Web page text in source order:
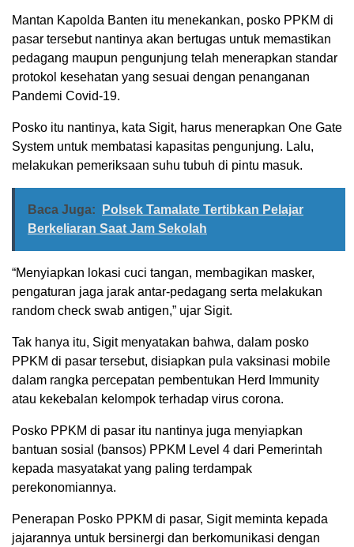
Mantan Kapolda Banten itu menekankan, posko PPKM di
pasar tersebut nantinya akan bertugas untuk memastikan
pedagang maupun pengunjung telah menerapkan standar
protokol kesehatan yang sesuai dengan penanganan
Pandemi Covid-19.
Posko itu nantinya, kata Sigit, harus menerapkan One Gate
System untuk membatasi kapasitas pengunjung. Lalu,
melakukan pemeriksaan suhu tubuh di pintu masuk.
Baca Juga:
Polsek Tamalate Tertibkan Pelajar
Berkeliaran Saat Jam Sekolah
“Menyiapkan lokasi cuci tangan, membagikan masker,
pengaturan jaga jarak antar-pedagang serta melakukan
random check swab antigen,” ujar Sigit.
Tak hanya itu, Sigit menyatakan bahwa, dalam posko
PPKM di pasar tersebut, disiapkan pula vaksinasi mobile
dalam rangka percepatan pembentukan Herd Immunity
atau kekebalan kelompok terhadap virus corona.
Posko PPKM di pasar itu nantinya juga menyiapkan
bantuan sosial (bansos) PPKM Level 4 dari Pemerintah
kepada masyatakat yang paling terdampak
perekonomiannya.
Penerapan Posko PPKM di pasar, Sigit meminta kepada
jajarannya untuk bersinergi dan berkomunikasi dengan